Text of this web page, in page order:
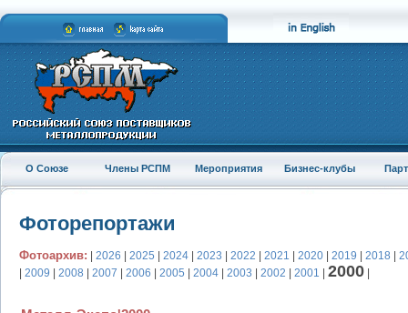
О Союзе Члены РСПМ Мероприятия Бизнес-клубы
Фоторепортажи
Фотоархив: 2026 2025 2024 2023 2022 2021 2020 2019 2018
2009 2008 2007 2006 2005 2004 2003 2002 2001 2000